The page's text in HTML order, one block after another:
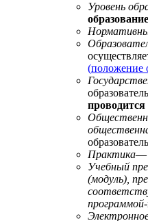
Уровень
образование
(положение
проводится
Практика—
Учебный
(модуль),
программой-